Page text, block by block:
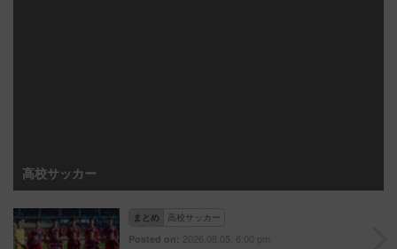
高校サッカー
まとめ 高校サッカー
Posted on: 2026.08.05. 6:00 pm